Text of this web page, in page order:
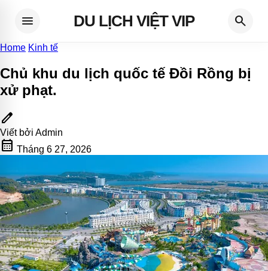
menu DU LỊCH VIỆT VIP search
Home Kinh tế
Chủ khu du lịch quốc tế Đồi Rồng bị
xử phạt.
edit
Viết bởi Admin
calendar_month Tháng 6 27, 2026